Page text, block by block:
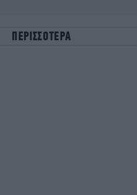
ΠΕΡΙΣΣΟΤΕΡΑ